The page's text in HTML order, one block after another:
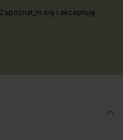
się i akceptuję